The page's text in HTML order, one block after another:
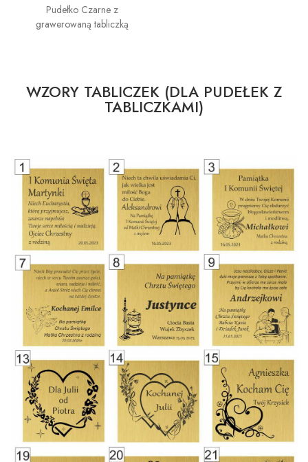
Pudełko Czarne z
grawerowaną tabliczką
WZORY TABLICZEK (DLA PUDEŁEK Z
TABLICZKAMI)